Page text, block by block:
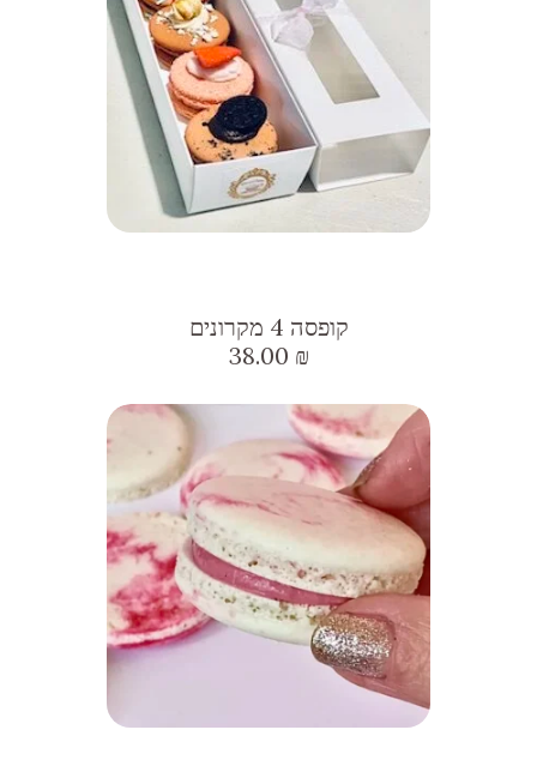
קופסה 4 מקרונים
38.00 ₪